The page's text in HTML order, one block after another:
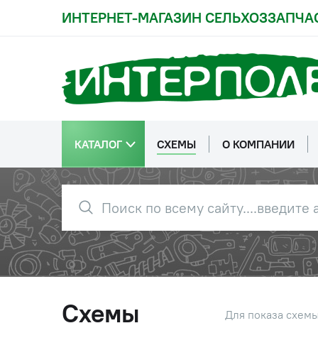
ИНТЕРНЕТ-МАГАЗИН
КАТАЛОГ СХЕМЫ О КОМПАНИИ
Схемы Для показа
5410851
Манжета
Кузбасс
(55х82х10-2,2)
20
7320-
0309/00.000
(58х80х10-1,2)
21 1012377-04 Шайба